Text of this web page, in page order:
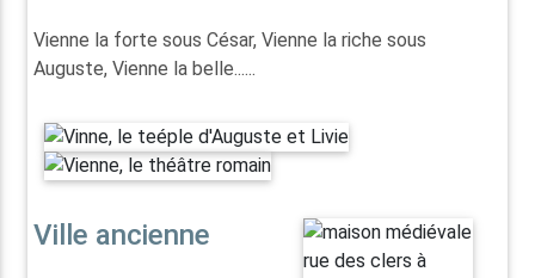
Vienne la forte sous César, Vienne la riche sous
Auguste, Vienne la belle......
Ville ancienne